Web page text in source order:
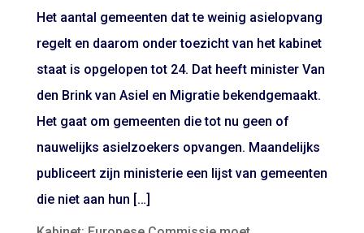
Het aantal gemeenten dat te weinig asielopvang
regelt en daarom onder toezicht van het kabinet
staat is opgelopen tot 24. Dat heeft minister Van
den Brink van Asiel en Migratie bekendgemaakt.
Het gaat om gemeenten die tot nu geen of
nauwelijks asielzoekers opvangen. Maandelijks
publiceert zijn ministerie een lijst van gemeenten
die niet aan hun […]